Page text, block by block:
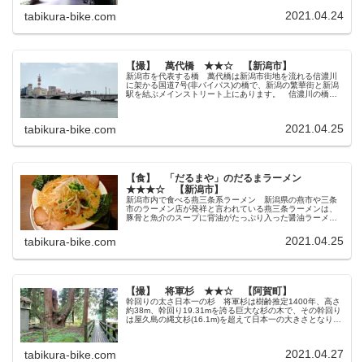
tabikura-bike.com 2021.04.24
【撮】 萬代橋 ★★☆ 【新潟市】
新潟市を代表する橋 萬代橋は新潟市街地を流れる信濃川
に架かる国道7号(非バイパス)の橋で、新潟の繁華街と新潟
駅を結ぶメインストリート上にあります。 信濃川の橋の
tabikura-bike.com 2021.04.25
【食】 「だるまや」のだるまラーメン
★★★☆ 【新潟市】
新潟市内で食べる燕三条系ラーメン 新潟県の燕市や三条
市のラーメン店が発祥と言われている燕三条ラーメンは、
豚骨と魚介のスープに背油がたっぷり入った醤油ラーメン
tabikura-bike.com 2021.04.25
【撮】 将軍杉 ★★☆ 【阿賀町】
幹回りの太さ日本一の杉 将軍杉は樹齢推定1400年、高さ
約38m、幹回り19.31mを誇る巨大な杉の木で、その幹回り
は屋久島の縄文杉(16.1m)を超えて日本一の大きさとなり、
tabikura-bike.com 2021.04.27